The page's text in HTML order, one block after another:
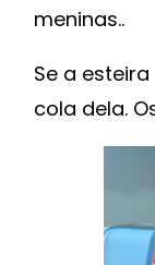
meninas..
Se a
cola dela.